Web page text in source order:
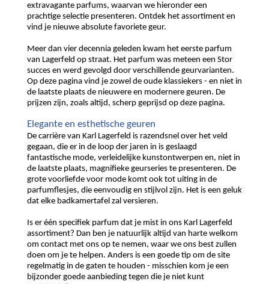
extravagante parfums, waarvan we hieronder een
prachtige selectie presenteren. Ontdek het assortiment en
vind je nieuwe absolute favoriete geur.
Meer dan vier decennia geleden kwam het eerste parfum
van Lagerfeld op straat. Het parfum was meteen een Stor
succes en werd gevolgd door verschillende geurvarianten.
Op deze pagina vind je zowel de oude klassiekers - en niet in
de laatste plaats de nieuwere en modernere geuren. De
prijzen zijn, zoals altijd, scherp geprijsd op deze pagina.
Elegante en esthetische geuren
De carrière van Karl Lagerfeld is razendsnel over het veld
gegaan, die er in de loop der jaren in is geslaagd
fantastische mode, verleidelijke kunstontwerpen en, niet in
de laatste plaats, magnifieke geurseries te presenteren. De
grote voorliefde voor mode komt ook tot uiting in de
parfumflesjes, die eenvoudig en stijlvol zijn. Het is een geluk
dat elke badkamertafel zal versieren.
Is er één specifiek parfum dat je mist in ons Karl Lagerfeld
assortiment? Dan ben je natuurlijk altijd van harte welkom
om contact met ons op te nemen, waar we ons best zullen
doen om je te helpen. Anders is een goede tip om de site
regelmatig in de gaten te houden - misschien kom je een
bijzonder goede aanbieding tegen die je niet kunt